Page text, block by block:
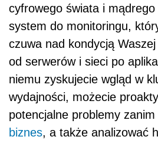
cyfrowego świata i
system do monitoringu,
czuwa nad kondycją
od serwerów i sieci po
niemu zyskujecie wgląd w
wydajności, możecie
potencjalne problemy zanim
biznes, a także analizować